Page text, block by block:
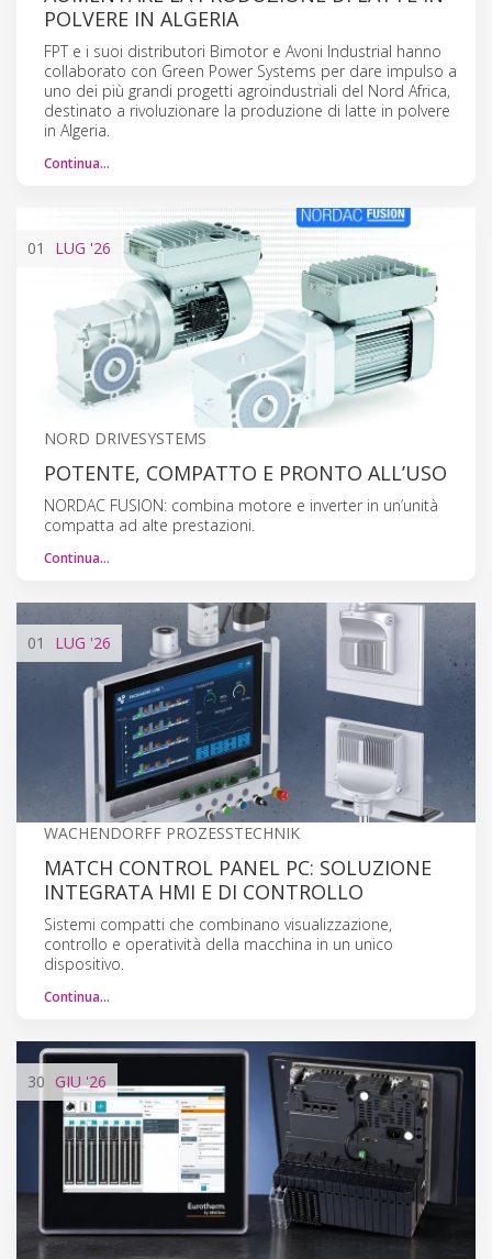
POLVERE IN ALGERIA
FPT e i suoi distributori Bimotor e Avoni Industrial hanno
collaborato con Green Power Systems per dare impulso a
uno dei più grandi progetti agroindustriali del Nord Africa,
destinato a rivoluzionare la produzione di latte in polvere
in Algeria.
Continua…
01 LUG '26
NORD DRIVESYSTEMS
POTENTE, COMPATTO E PRONTO ALL’USO
NORDAC FUSION: combina motore e inverter in un’unità
compatta ad alte prestazioni.
Continua…
01 LUG '26
WACHENDORFF PROZESSTECHNIK
MATCH CONTROL PANEL PC: SOLUZIONE
INTEGRATA HMI E DI CONTROLLO
Sistemi compatti che combinano visualizzazione,
controllo e operatività della macchina in un unico
dispositivo.
Continua…
30 GIU'26